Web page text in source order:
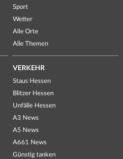
Sport
Wetter
Alle Orte
Alle Themen
VERKEHR
Staus Hessen
Blitzer Hessen
Unfälle Hessen
A3 News
A5 News
A661 News
Günstig tanken